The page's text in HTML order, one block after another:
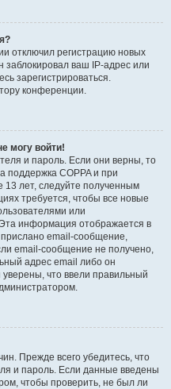
отключил регистрацию новых
заблокировал ваш IP-адрес или
зарегистрироваться.
конференции.
могу войти!
и пароль. Если они верны, то
поддержка COPPA и при
13 лет, следуйте полученным
требуется, чтобы все новые
или
информация отображается в
email-сообщение,
email-сообщение не получено,
адрес email либо он
что ввели правильный
Прежде всего убедитесь, что
и пароль. Если данные введены
чтобы проверить, не был ли